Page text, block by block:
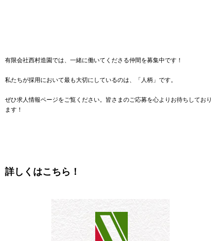
有限会社西村造園では、一緒に働いてくださる仲間を募集中です！
私たちが採用において最も大切にしているのは、「人柄」です。
ぜひ求人情報ページをご覧ください。皆さまのご応募を心よりお待ちしており
ます！
詳しくはこちら！